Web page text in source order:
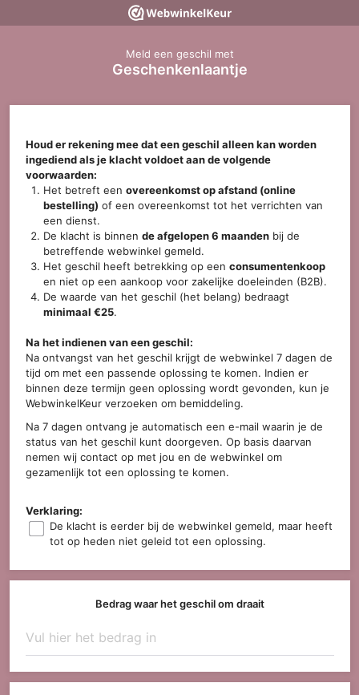
Meld een geschil met
Geschenkenlaantje
Houd er rekening mee dat een geschil alleen kan worden
ingediend als je klacht voldoet aan de volgende
voorwaarden:
Het betreft eenovereenkomst op afstand (online
bestelling) of een overeenkomst tot het verrichten van
een dienst.
De klacht is binnende afgelopen 6 maanden bij de
betreffende webwinkel gemeld.
Het geschil heeft betrekking op eenconsumentenkoop
en niet op een aankoop voor zakelijke doeleinden (B2B).
De waarde van het geschil (het belang) bedraagt
minimaal €25.
Na het indienen van een geschil:
Na ontvangst van het geschil krijgt de webwinkel 7 dagen de
tijd om met een passende oplossing te komen. Indien er
binnen deze termijn geen oplossing wordt gevonden, kun je
WebwinkelKeur verzoeken om bemiddeling.
Na 7 dagen ontvang je automatisch een e-mail waarin je de
status van het geschil kunt doorgeven. Op basis daarvan
nemen wij contact op met jou en de webwinkel om
gezamenlijk tot een oplossing te komen.
Verklaring:
De klacht is eerder bij de webwinkel gemeld, maar heeft
tot op heden niet geleid tot een oplossing.
Bedrag waar het geschil om draait